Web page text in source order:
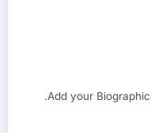
Add your